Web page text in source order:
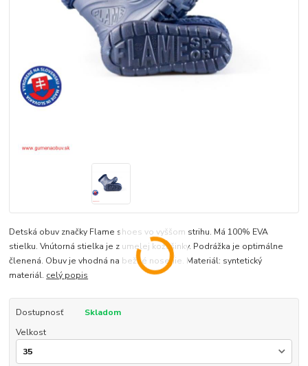
Detská obuv značky Flame shoes vo vyššom strihu. Má 100% EVA
stielku. Vnútorná stielka je z umelej kožušinky. Podrážka je optimálne
členená. Obuv je vhodná na bežné nosenie. Materiál: syntetický
materiál. celý popis
Dostupnosť
Skladom
Velkost